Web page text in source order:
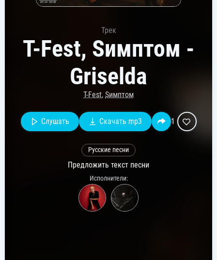
Трек
T-Fest, Sимптом -
Griselda
T-Fest, Sимптом
Слушать Скачать mp3 1
Русские песни
Предложить текст песни
Исполнители: